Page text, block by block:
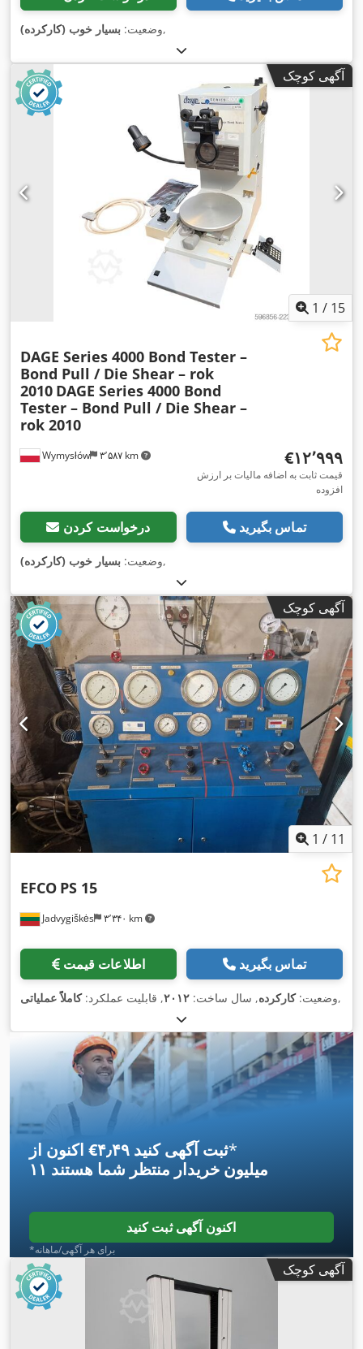
وضعیت: بسیار خوب (کارکرده) ,
آگهی کوچک
1 / 15
Wymysłów ۳٬۵۸۷ km
DAGE Series 4000 Bond Tester –
Bond Pull / Die Shear – rok
2010 DAGE Series 4000 Bond
Tester – Bond Pull / Die Shear –
rok 2010
‎€۱۲٬۹۹۹
قیمت ثابت به اضافه مالیات بر ارزش
افزوده
درخواست کردن تماس بگیرید
وضعیت: بسیار خوب (کارکرده) ,
آگهی کوچک
1 / 11
Jadvygiškės ۳٬۳۴۰ km
EFCO PS 15
اطلاعات قیمت تماس بگیرید
وضعیت:کارکرده, سال ساخت: ۲۰۱۲, قابلیت عملکرد:کاملاً عملیاتی ,
اکنون از ‎€۴٫۴۹ ثبت آگهی کنید*
۱۱ میلیون خریدار منتظر شما هستند
اکنون آگهی ثبت کنید
*برای هر آگهی/ماهانه
آگهی کوچک